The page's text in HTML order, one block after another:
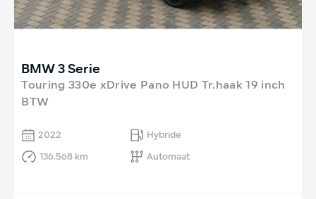
BMW 3 Serie
Touring 330e xDrive Pano HUD Tr.haak 19 inch
BTW
2022
Hybride
136.568 km
Automaat